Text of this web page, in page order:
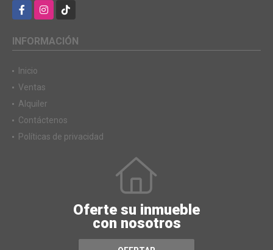
FacebookInstagramTikTok
INFORMACIÓN
Inicio
Ventas
Alquiler
Contáctenos
Políticas de privacidad
Oferte su inmueble
con nosotros